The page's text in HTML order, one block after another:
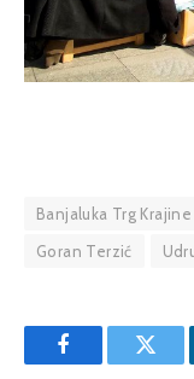
Banjaluka Trg Krajine
Goran Terzić
Facebook